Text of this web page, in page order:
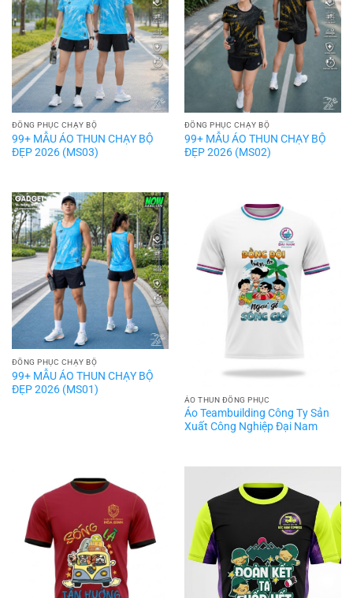
ĐỒNG PHỤC CHẠY BỘ
99+ MẪU ÁO THUN CHẠY BỘ
ĐẸP 2026 (MS03)
ĐỒNG PHỤC CHẠY BỘ
99+ MẪU ÁO THUN CHẠY BỘ
ĐẸP 2026 (MS02)
ĐỒNG PHỤC CHẠY BỘ
99+ MẪU ÁO THUN CHẠY BỘ
ĐẸP 2026 (MS01)
ÁO THUN ĐỒNG PHỤC
Áo Teambuilding Công Ty Sản
Xuất Công Nghiệp Đại Nam